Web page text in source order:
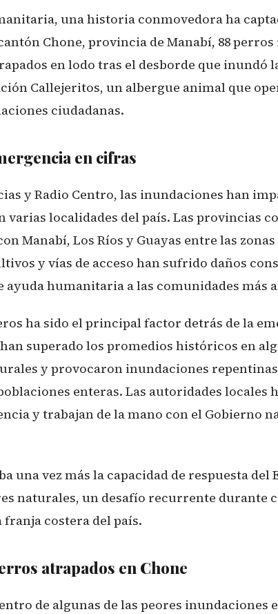
una historia conmovedora ha
Chone, provincia de Manabí, 88 perros
en lodo tras el desborde que inundó
Callejeritos, un albergue animal que
ciudadanas.
en cifras
y Radio Centro, las inundaciones han
varias localidades del país. Las provincias
Manabí, Los Ríos y Guayas entre las
y vías de acceso han sufrido daños
ayuda humanitaria a las comunidades más
ha sido el principal factor detrás de la
superado los promedios históricos en
y provocaron inundaciones
enteras. Las autoridades locales
y trabajan de la mano con el Gobierno
una vez más la capacidad de respuesta del
naturales, un desafío recurrente durante
costera del país.
atrapados en Chone
de algunas de las peores inundaciones